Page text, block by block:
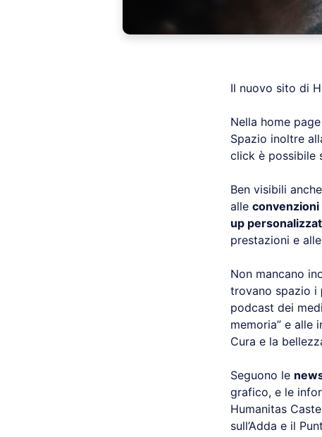
Il nuovo sito di
Nella home
Spazio inoltre
click è possibile
Ben visibili
alle convenzioni
up
prestazioni e alle
Non mancano
trovano spazio i
podcast dei
memoria” e alle
Cura e la
Seguono le
grafico, e le
Humanitas
sull’Adda e il